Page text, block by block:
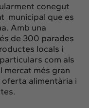
conegut
municipal que es
Amb una
de 300 parades
locals i
com als
mercat més gran
oferta alimentària i